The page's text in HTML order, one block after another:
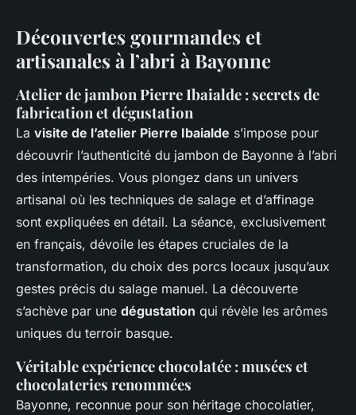
Découvertes gourmandes et
artisanales à l’abri à Bayonne
Atelier de jambon Pierre Ibaialde : secrets de
fabrication et dégustation
La visite de l’atelier Pierre Ibaialde s’impose pour
découvrir l’authenticité du jambon de Bayonne à l’abri
des intempéries. Vous plongez dans un univers
artisanal où les techniques de salage et d’affinage
sont expliquées en détail. La séance, exclusivement
en français, dévoile les étapes cruciales de la
transformation, du choix des porcs locaux jusqu’aux
gestes précis du salage manuel. La découverte
s’achève par une dégustation qui révèle les arômes
uniques du terroir basque.
Véritable expérience chocolatée : musées et
chocolateries renommées
Bayonne, reconnue pour son héritage chocolatier,